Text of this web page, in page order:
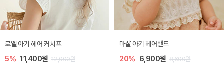
로엘 아기 헤어 커치프
5% 11,400원 12,000원
마샬 아기 헤어밴드
20% 6,900원 8,600원